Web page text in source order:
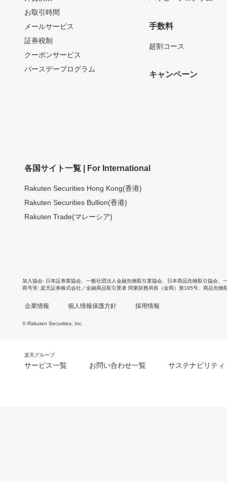
お取引時間
メールサービス
証券税制
クーポンサービス
バースデープログラム
手数料
超割コース
キャンペーン
各国サイト一覧 | For International
Rakuten Securities Hong Kong(香港)
Rakuten Securities Bullion(香港)
Rakuten Trade(マレーシア)
加入協会 日本証券業協会 一般社団法人金融先物取引業協会 日本商品先物取引協会
商号等 楽天証券株式会社／金融商品取引業者 関東財務局長（金商）第195号、商品先物
企業情報 個人情報保護方針 採用情報
© Rakuten Securities, Inc.
楽天グループ
サービス一覧 お問い合わせ一覧 サステナビリティ